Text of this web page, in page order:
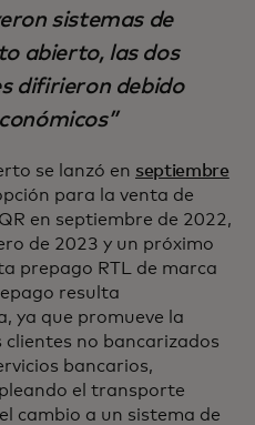
sistemas de
abierto, las dos
difirieron debido
se lanzó en septiembre
para la venta de
en septiembre de 2022,
de 2023 y un próximo
prepago RTL de marca
resulta
ya que promueve la
no bancarizados
bancarios,
el transporte
cambio a un sistema de